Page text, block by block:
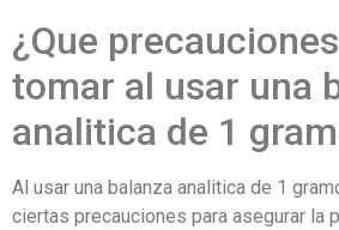
¿Que
tomar al usar una
analitica de 1
Al usar una balanza analitica de 1
ciertas precauciones para asegurar la